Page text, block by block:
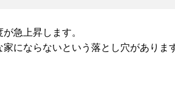
急上昇します。
にならないという落とし穴がありま